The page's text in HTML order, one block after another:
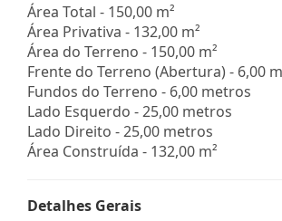
Área Total - 150,00 m²
Área Privativa - 132,00 m²
Área do Terreno - 150,00 m²
Frente do Terreno (Abertura) - 6,00
Fundos do Terreno - 6,00 metros
Lado Esquerdo - 25,00 metros
Lado Direito - 25,00 metros
Área Construída - 132,00 m²
Detalhes Gerais